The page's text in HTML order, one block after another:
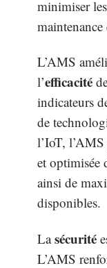
minimiser
L’AMS
l’efficacité
indicateurs
de
l’IoT,
et optimisée
ainsi de
disponibles.
Lasécurité
L’AMS